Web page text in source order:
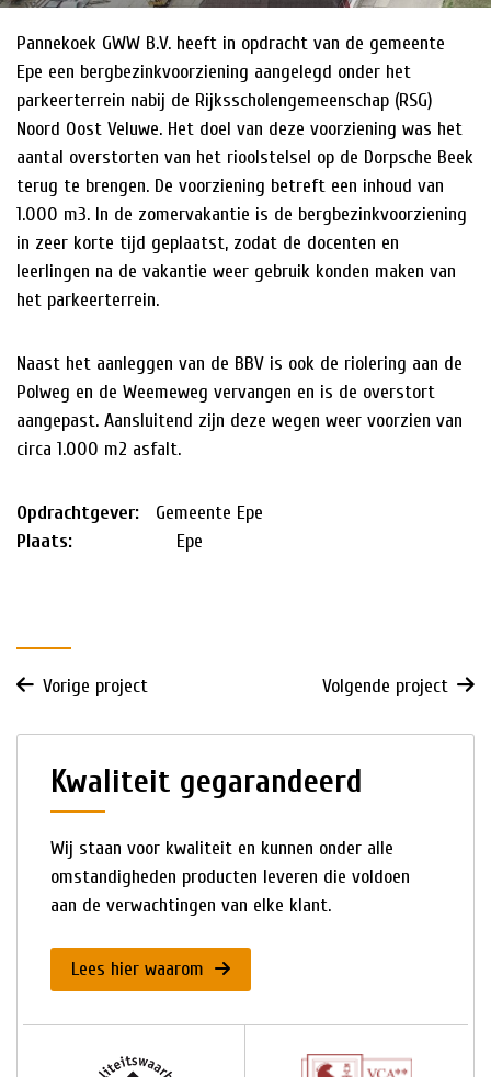
HISTORIE
NIEUWS
Pannekoek GWW B.V. heeft in opdracht van de gemeente
Epe een bergbezinkvoorziening aangelegd onder het
parkeerterrein nabij de Rijksscholengemeenschap (RSG)
Noord Oost Veluwe. Het doel van deze voorziening was het
aantal overstorten van het rioolstelsel op de Dorpsche Beek
terug te brengen. De voorziening betreft een inhoud van
1.000 m3. In de zomervakantie is de bergbezinkvoorziening
in zeer korte tijd geplaatst, zodat de docenten en
leerlingen na de vakantie weer gebruik konden maken van
het parkeerterrein.
Naast het aanleggen van de BBV is ook de riolering aan de
Polweg en de Weemeweg vervangen en is de overstort
aangepast. Aansluitend zijn deze wegen weer voorzien van
circa 1.000 m2 asfalt.
Opdrachtgever: Gemeente Epe
Plaats:
Epe
Vorige project Volgende project
Kwaliteit gegarandeerd
Wij staan voor kwaliteit en kunnen onder alle
omstandigheden producten leveren die voldoen
aan de verwachtingen van elke klant.
Lees hier waarom